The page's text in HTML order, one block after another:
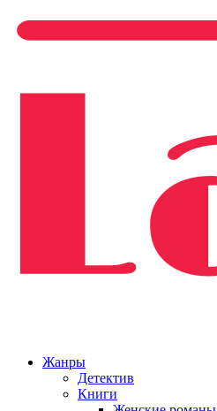
Жанры
Детектив
Книги